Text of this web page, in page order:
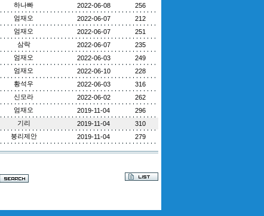
하나빠 2022-06-08
256
엄재오 2022-06-07
212
엄재오 2022-06-07
251
삼락 2022-06-07
235
엄재오 2022-06-03
249
엄재오 2022-06-10
228
황석우 2022-06-03
316
신모라 2022-06-02
262
엄재오 2019-11-04
296
기리 2019-11-04
310
붕리제안 2019-11-04 279